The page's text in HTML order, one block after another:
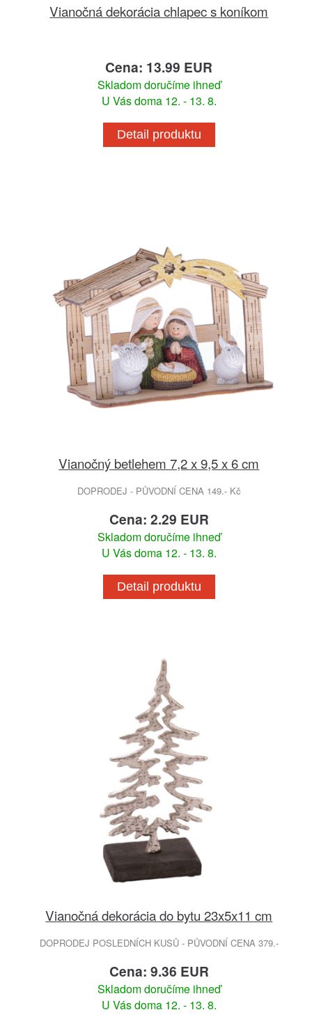
Vianočná dekorácia chlapec s koníkom
Cena: 13.99 EUR
Skladom doručíme ihneď
U Vás doma 12. - 13. 8.
Detail produktu
Vianočný betlehem 7,2 x 9,5 x 6 cm
DOPRODEJ - PŮVODNÍ CENA 149.- Kč
Cena: 2.29 EUR
Skladom doručíme ihneď
U Vás doma 12. - 13. 8.
Detail produktu
Vianočná dekorácia do bytu 23x5x11 cm
DOPRODEJ POSLEDNÍCH KUSŮ - PŮVODNÍ CENA 379.-
Cena: 9.36 EUR
Skladom doručíme ihneď
U Vás doma 12. - 13. 8.